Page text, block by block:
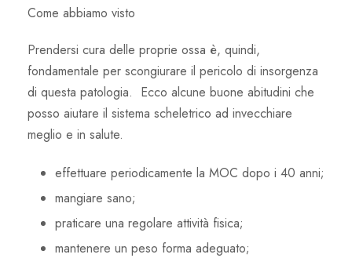
Come abbiamo visto
Prendersi cura delle proprie ossa è, quindi,
fondamentale per scongiurare il pericolo di insorgenza
di questa patologia. Ecco alcune buone abitudini che
posso aiutare il sistema scheletrico ad invecchiare
meglio e in salute.
effettuare periodicamente la MOC dopo i 40 anni;
mangiare sano;
praticare una regolare attività fisica;
mantenere un peso forma adeguato;